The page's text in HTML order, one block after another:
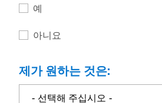
예
아니요
제가 원하는 것은: